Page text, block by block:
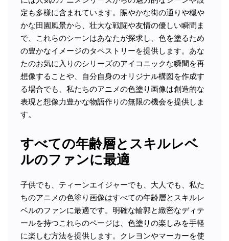
定も多様に含まれています。賑やかな街の通りや穏や
かな田園風景から、壮大な戦闘や友情の優しい瞬間ま
で、これらのシーンはあなたが探求し、色を塗るため
の豊かなイメージのタペストリーを提供します。あな
たのお気に入りのシリーズのアイコニックな瞬間を再
想像することや、自分自身のオリジナル構図を作成す
る場合でも、私たちのアニメの色塗り画像は創造的な
表現と想像力豊かな物語作りの無限の機会を提供しま
す。
すべての年齢層とスキルレベ
ルのファンに最適
子供でも、ティーンエイジャーでも、大人でも、私た
ちのアニメの色塗り画像はすべての年齢層とスキルレ
ベルのファンに最適です。明確な輪郭と緻密なディテ
ールを持つこれらのページは、色塗りの楽しみを手軽
に楽しむ方法を提供します。クレヨンやマーカーを使